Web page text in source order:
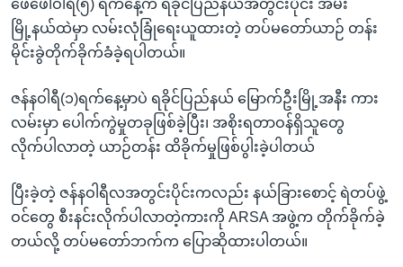
ဖေဖေါ်ဝါရီ(၅) ရက်နေ့က ရခိုင်ပြည်နယ်အတွင်းပိုင်း အမ်း
မြို့နယ်ထဲမှာ လမ်းလုံခြုံရေးယူထားတဲ့ တပ်မတော်ယာဉ် တန်း
မိုင်းခွဲတိုက်ခိုက်ခံခဲ့ရပါတယ်။
ဇန်နဝါရီ(၁)ရက်နေ့မှာပဲ ရခိုင်ပြည်နယ် မြောက်ဦးမြို့အနီး ကား
လမ်းမှာ ပေါက်ကွဲမှုတခုဖြစ်ခဲ့ပြီး၊ အစိုးရတာဝန်ရှိသူတွေ
လိုက်ပါလာတဲ့ ယာဉ်တန်း ထိခိုက်မှုဖြစ်ပွါးခဲ့ပါတယ်
ပြီးခဲ့တဲ့ ဇန်နဝါရီလအတွင်းပိုင်းကလည်း နယ်ခြားစောင့် ရဲတပ်ဖွဲ့
ဝင်တွေ စီးနင်းလိုက်ပါလာတဲ့ကားကို ARSA အဖွဲ့က တိုက်ခိုက်ခဲ့
တယ်လို့ တပ်မတော်ဘက်က ပြောဆိုထားပါတယ်။